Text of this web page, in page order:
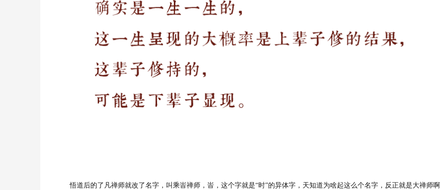
悟道后的了凡禅师就改了名字，叫乘峕禅师，峕，这个字就是“时”的异体字，天知道为啥起这么个名字，反正就是大禅师